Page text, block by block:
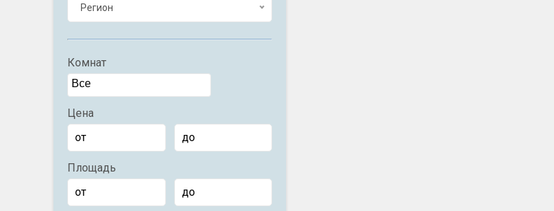
Регион
Комнат
Цена
Площадь